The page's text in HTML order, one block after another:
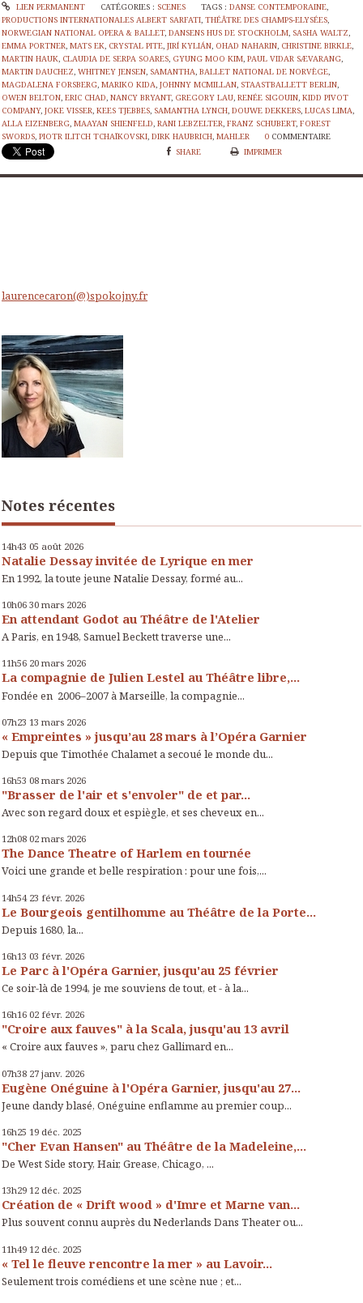
LIEN PERMANENT CATÉGORIES : SCENES TAGS :DANSE CONTEMPORAINE,
PRODUCTIONS INTERNATIONALES ALBERT SARFATI, THÉÂTRE DES CHAMPS-ELYSÉES,
NORWEGIAN NATIONAL OPERA & BALLET, DANSENS HUS DE STOCKHOLM, SASHA WALTZ,
EMMA PORTNER, MATS EK, CRYSTAL PITE, JIRÍ KYLIÁN, OHAD NAHARIN, CHRISTINE BIRKLE,
MARTIN HAUK, CLAUDIA DE SERPA SOARES, GYUNG MOO KIM, PAUL VIDAR SÆVARANG,
MARTIN DAUCHEZ, WHITNEY JENSEN, SAMANTHA, BALLET NATIONAL DE NORVÈGE,
MAGDALENA FORSBERG, MARIKO KIDA, JOHNNY MCMILLAN, STAASTBALLETT BERLIN,
OWEN BELTON, ERIC CHAD, NANCY BRYANT, GREGORY LAU, RENÉE SIGOUIN, KIDD PIVOT
COMPANY, JOKE VISSER, KEES TJEBBES, SAMANTHA LYNCH, DOUWE DEKKERS, LUCAS LIMA,
ALLA EIZENBERG, MAAYAN SHIENFELD, RANI LEBZELTER, FRANZ SCHUBERT, FOREST
SWORDS, PIOTR ILITCH TCHAÏKOVSKI, DIRK HAUBRICH, MAHLER 0 COMMENTAIRE
SHARE
IMPRIMER
laurencecaron(@)spokojny.fr
Notes récentes
14h43 05 août 2026
Natalie Dessay invitée de Lyrique en mer
En 1992, la toute jeune Natalie Dessay, formé au...
10h06 30 mars 2026
En attendant Godot au Théâtre de l'Atelier
A Paris, en 1948, Samuel Beckett traverse une...
11h56 20 mars 2026
La compagnie de Julien Lestel au Théâtre libre,...
Fondée en 2006–2007 à Marseille, la compagnie...
07h23 13 mars 2026
« Empreintes » jusqu’au 28 mars à l’Opéra Garnier
Depuis que Timothée Chalamet a secoué le monde du...
16h53 08 mars 2026
"Brasser de l'air et s'envoler" de et par...
Avec son regard doux et espiègle, et ses cheveux en...
12h08 02 mars 2026
The Dance Theatre of Harlem en tournée
Voici une grande et belle respiration : pour une fois,...
14h54 23 févr. 2026
Le Bourgeois gentilhomme au Théâtre de la Porte...
Depuis 1680, la...
16h13 03 févr. 2026
Le Parc à l'Opéra Garnier, jusqu'au 25 février
Ce soir-là de 1994, je me souviens de tout, et - à la...
16h16 02 févr. 2026
"Croire aux fauves" à la Scala, jusqu'au 13 avril
« Croire aux fauves », paru chez Gallimard en...
07h38 27 janv. 2026
Eugène Onéguine à l'Opéra Garnier, jusqu'au 27...
Jeune dandy blasé, Onéguine enflamme au premier coup...
16h25 19 déc. 2025
"Cher Evan Hansen" au Théâtre de la Madeleine,...
De West Side story, Hair, Grease, Chicago, ...
13h29 12 déc. 2025
Création de « Drift wood » d'Imre et Marne van...
Plus souvent connu auprès du Nederlands Dans Theater ou...
11h49 12 déc. 2025
« Tel le fleuve rencontre la mer » au Lavoir...
Seulement trois comédiens et une scène nue ; et...